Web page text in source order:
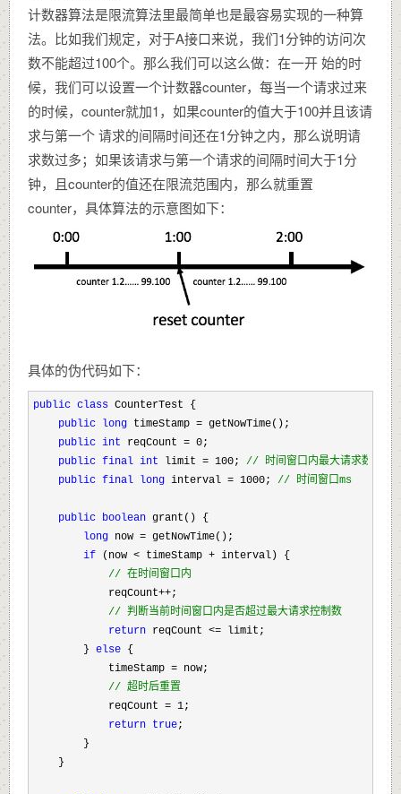
计数器算法是限流算法里最简单也是最容易实现的一种算
法。比如我们规定，对于A接口来说，我们1分钟的访问次
数不能超过100个。那么我们可以这么做：在一开 始的时
候，我们可以设置一个计数器counter，每当一个请求过来
的时候，counter就加1，如果counter的值大于100并且该请
求与第一个 请求的间隔时间还在1分钟之内，那么说明请
求数过多；如果该请求与第一个请求的间隔时间大于1分
钟，且counter的值还在限流范围内，那么就重置
counter，具体算法的示意图如下：
具体的伪代码如下：
public class CounterTest {
public long timeStamp = getNowTime();
public int reqCount = 0;
public final int limit = 100; // 时间窗口内最大请求数
public final long interval = 1000; // 时间窗口ms
public boolean grant() {
long now = getNowTime();
if (now < timeStamp + interval) {
// 在时间窗口内
            reqCount++
;
// 判断当前时间窗口内是否超过最大请求控制数
return reqCount <= limit;
        }
else {
            timeStamp
= now;
// 超时后重置
            reqCount = 1
;
return true;
        }
    }